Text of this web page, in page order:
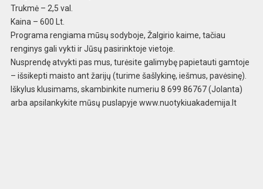
Trukmė – 2,5 val.
Kaina – 600 Lt.
Programa rengiama mūsų sodyboje, Žalgirio kaime, tačiau
renginys gali vykti ir Jūsų pasirinktoje vietoje.
Nusprendę atvykti pas mus, turėsite galimybę papietauti gamtoje
– išsikepti maisto ant žarijų (turime šašlykinę, iešmus, pavėsinę).
Iškylus klusimams, skambinkite numeriu 8 699 86767 (Jolanta)
arba apsilankykite mūsų puslapyje www.nuotykiuakademija.lt